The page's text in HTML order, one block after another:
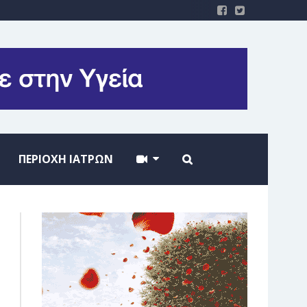
ΠΕΡΙΟΧΗ ΙΑΤΡΩΝ